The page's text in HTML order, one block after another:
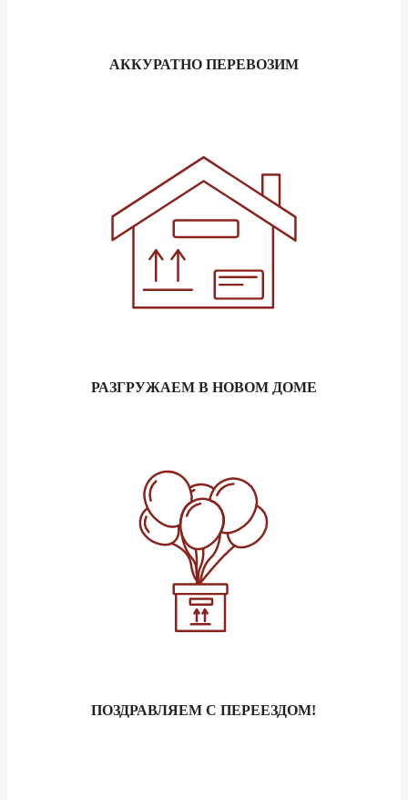
АККУРАТНО ПЕРЕВОЗИМ
РАЗГРУЖАЕМ В НОВОМ ДОМЕ
ПОЗДРАВЛЯЕМ С ПЕРЕЕЗДОМ!